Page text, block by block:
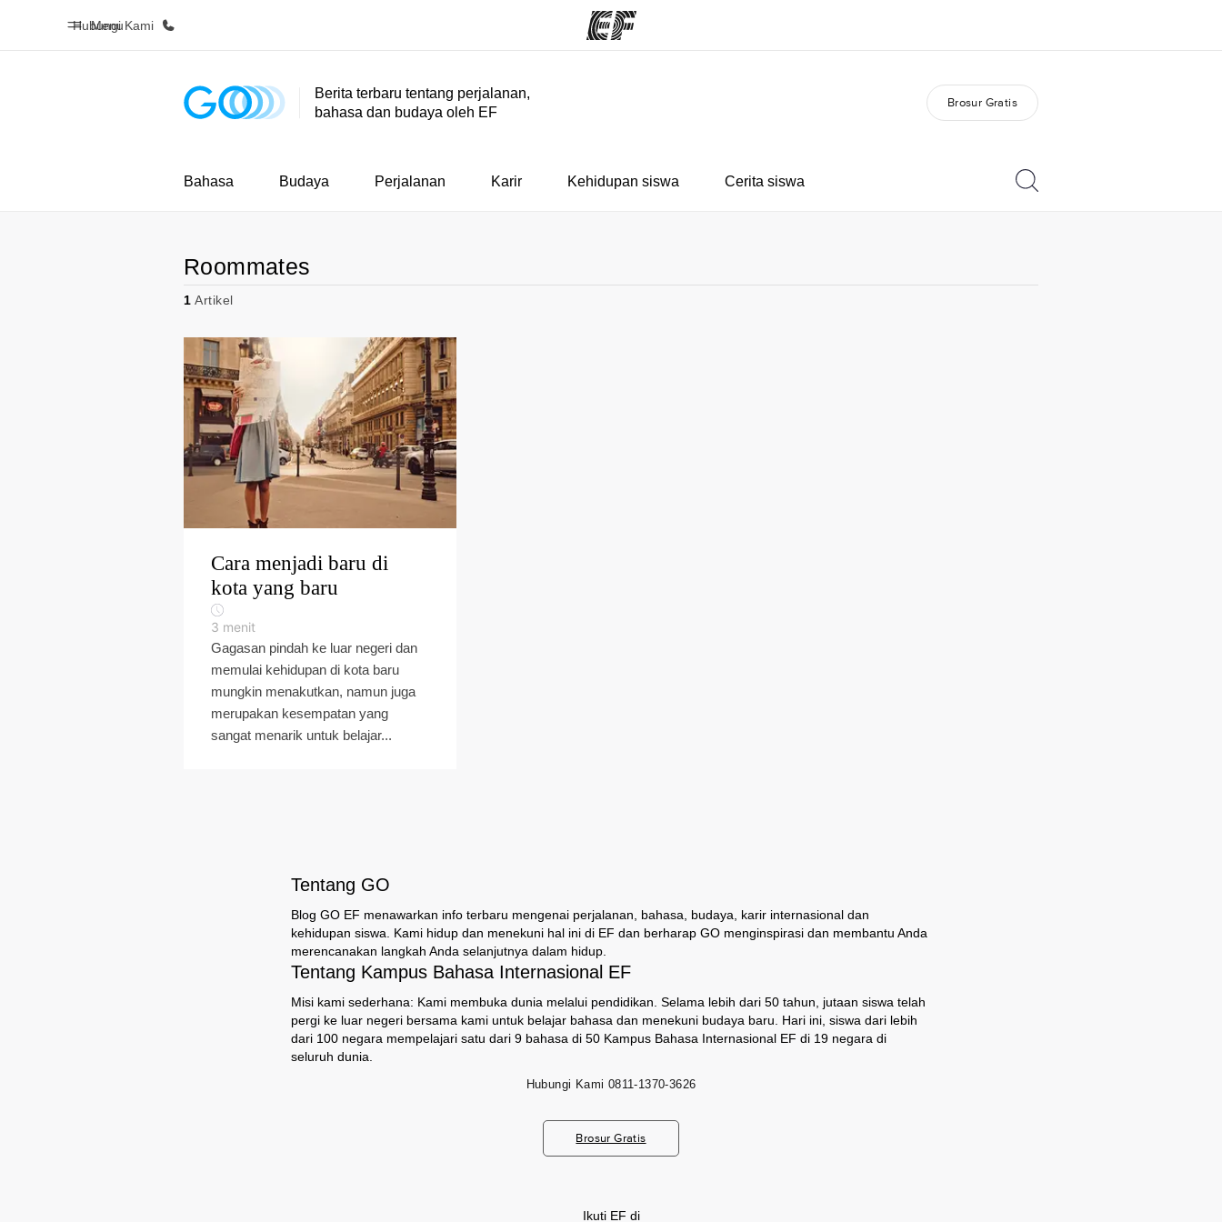
Menu
Hubungi Kami
Beranda Daftar program Karir
Berita terbaru tentang perjalanan,
bahasa dan budaya oleh EF
Brosur Gratis
Bahasa Budaya Perjalanan Karir Kehidupan siswa Cerita siswa
Roommates
1 Artikel
Cara menjadi baru di
kota yang baru
3 menit
Gagasan pindah ke luar negeri dan
memulai kehidupan di kota baru
mungkin menakutkan, namun juga
merupakan kesempatan yang
sangat menarik untuk belajar...
Tentang GO
Blog GO EF menawarkan info terbaru mengenai perjalanan, bahasa, budaya, karir internasional dan
kehidupan siswa. Kami hidup dan menekuni hal ini di EF dan berharap GO menginspirasi dan membantu Anda
merencanakan langkah Anda selanjutnya dalam hidup.
Tentang Kampus Bahasa Internasional EF
Misi kami sederhana: Kami membuka dunia melalui pendidikan. Selama lebih dari 50 tahun, jutaan siswa telah
pergi ke luar negeri bersama kami untuk belajar bahasa dan menekuni budaya baru. Hari ini, siswa dari lebih
dari 100 negara mempelajari satu dari 9 bahasa di 50 Kampus Bahasa Internasional EF di 19 negara di
seluruh dunia.
Hubungi Kami 0811-1370-3626
Brosur Gratis
Ikuti EF di